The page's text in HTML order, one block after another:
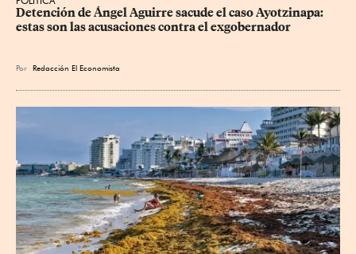
Detención de Ángel Aguirre sacude el caso Ayotzinapa:
estas son las acusaciones contra el exgobernador
Por Redacción El Economista